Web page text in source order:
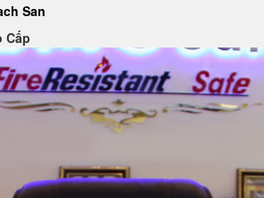
San
Cấp